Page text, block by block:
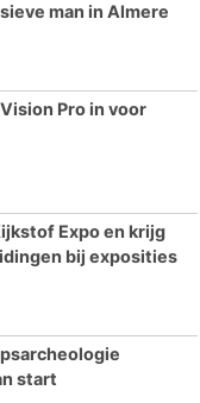
man in Almere
Pro in voor
Expo en krijg
bij exposities
start